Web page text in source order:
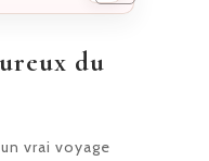
du
vrai voyage